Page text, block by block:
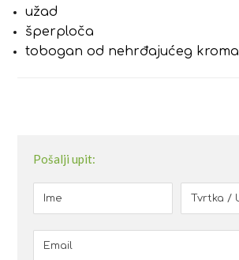
užad
šperploča
tobogan od nehrđajućeg kroma
Pošalji upit: